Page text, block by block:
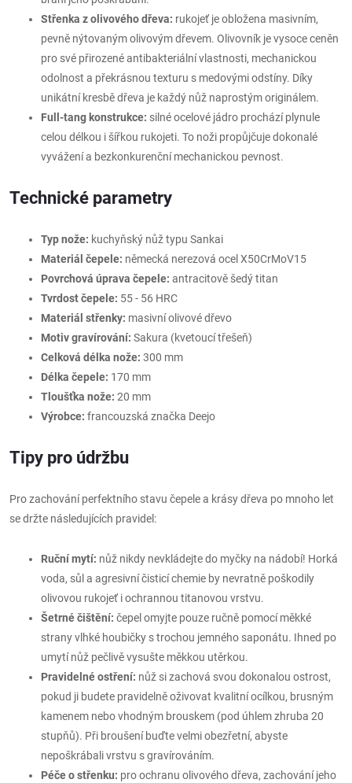
Střenka z olivového dřeva: rukojeť je obložena masivním,
pevně nýtovaným olivovým dřevem. Olivovník je vysoce ceněn
pro své přirozené antibakteriální vlastnosti, mechanickou
odolnost a překrásnou texturu s medovými odstíny. Díky
unikátní kresbě dřeva je každý nůž naprostým originálem.
Full-tang konstrukce: silné ocelové jádro prochází plynule
celou délkou i šířkou rukojeti. To noži propůjčuje dokonalé
vyvážení a bezkonkurenční mechanickou pevnost.
Technické parametry
Typ nože: kuchyňský nůž typu Sankai
Materiál čepele: německá nerezová ocel X50CrMoV15
Povrchová úprava čepele: antracitově šedý titan
Tvrdost čepele: 55 - 56 HRC
Materiál střenky: masivní olivové dřevo
Motiv gravírování: Sakura (kvetoucí třešeň)
Celková délka nože: 300 mm
Délka čepele: 170 mm
Tloušťka nože: 20 mm
Výrobce: francouzská značka Deejo
Tipy pro údržbu
Pro zachování perfektního stavu čepele a krásy dřeva po mnoho let
se držte následujících pravidel:
Ruční mytí: nůž nikdy nevkládejte do myčky na nádobí! Horká
voda, sůl a agresivní čisticí chemie by nevratně poškodily
olivovou rukojeť i ochrannou titanovou vrstvu.
Šetrné čištění: čepel omyjte pouze ručně pomocí měkké
strany vlhké houbičky s trochou jemného saponátu. Ihned po
umytí nůž pečlivě vysušte měkkou utěrkou.
Pravidelné ostření: nůž si zachová svou dokonalou ostrost,
pokud ji budete pravidelně oživovat kvalitní ocílkou, brusným
kamenem nebo vhodným brouskem (pod úhlem zhruba 20
stupňů). Při broušení buďte velmi obezřetní, abyste
nepoškrábali vrstvu s gravírováním.
Péče o střenku: pro ochranu olivového dřeva, zachování jeho